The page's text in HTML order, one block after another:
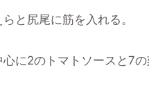
と尻尾に筋を入れる。
に2のトマトソースと7